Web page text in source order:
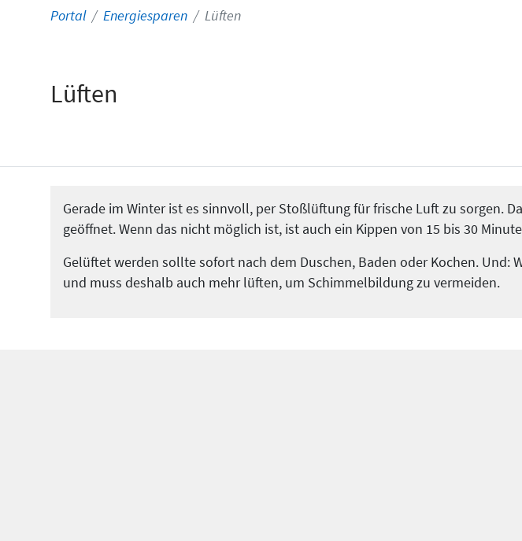
Portal Energiesparen Lüften
Lüften
Gerade im Winter ist es sinnvoll, per Stoßlüftung für frische Luft zu sorgen.
geöffnet. Wenn das nicht möglich ist, ist auch ein Kippen von 15 bis 30
Gelüftet werden sollte sofort nach dem Duschen, Baden oder Kochen.
und muss deshalb auch mehr lüften, um Schimmelbildung zu vermeiden.